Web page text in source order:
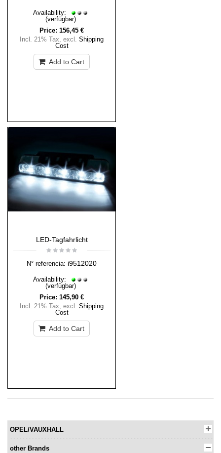
Availability:
(verfügbar)
Price: 156,45 €
Incl. 21% Tax, excl. Shipping
Cost
Add to Cart
LED-Tagfahrlicht
N° referencia: i9512020
Availability:
(verfügbar)
Price: 145,90 €
Incl. 21% Tax, excl. Shipping
Cost
Add to Cart
OPEL/VAUXHALL
other Brands